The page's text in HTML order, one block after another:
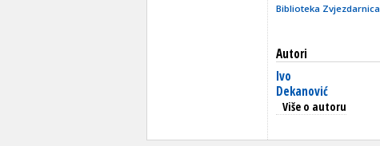
Biblioteka Zvjezdarnica
Autori
Ivo
Dekanović
Više o autoru